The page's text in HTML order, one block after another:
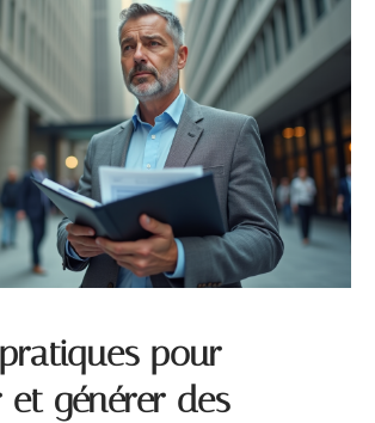
pour
et générer des